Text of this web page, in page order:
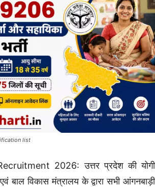
list
2026: उत्तर प्रदेश की योगी
बाल विकास मंत्रालय के द्वारा सभी आंगनबाड़ी